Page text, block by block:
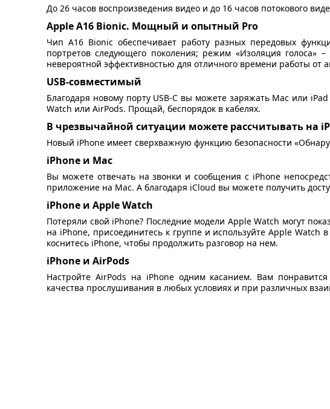
До 26 часов воспроизведения видео и до 16 часов потокового
Apple A16 Bionic. Мощный и опытный Pro
Чип A16 Bionic обеспечивает работу разных передовых
портретов следующего поколения; режим «Изоляция
невероятной эффективностью для отличного времени работы от
USB-совместимый
Благодаря новому порту USB-C вы можете заряжать Mac или
Watch или AirPods. Прощай, беспорядок в кабелях.
В чрезвычайной ситуации можете рассчитывать на
Новый iPhone имеет сверхважную функцию безопасности
iPhone и Mac
Вы можете отвечать на звонки и сообщения с iPhone
приложение на Mac. А благодаря iCloud вы можете получить
iPhone и Apple Watch
Потеряли свой iPhone? Последние модели Apple Watch могут
на iPhone, присоединитесь к группе и используйте Apple Watch
коснитесь iPhone, чтобы продолжить разговор на нем.
iPhone и AirPods
Настройте AirPods на iPhone одним касанием. Вам
качества прослушивания в любых условиях и при различных